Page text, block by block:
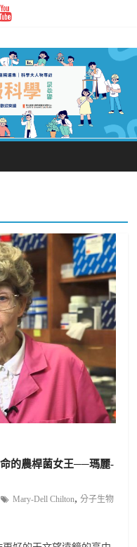
命的農桿菌女王──瑪麗-
Mary-Dell Chilton,分子生物